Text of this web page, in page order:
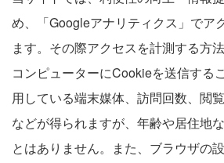
め、「Googleアナリティクス」でア
ます。その際アクセスを計測する方
コンピューターにCookieを送信する
用している端末媒体、訪問回数、閲
などが得られますが、年齢や居住地
とはありません。また、ブラウザの